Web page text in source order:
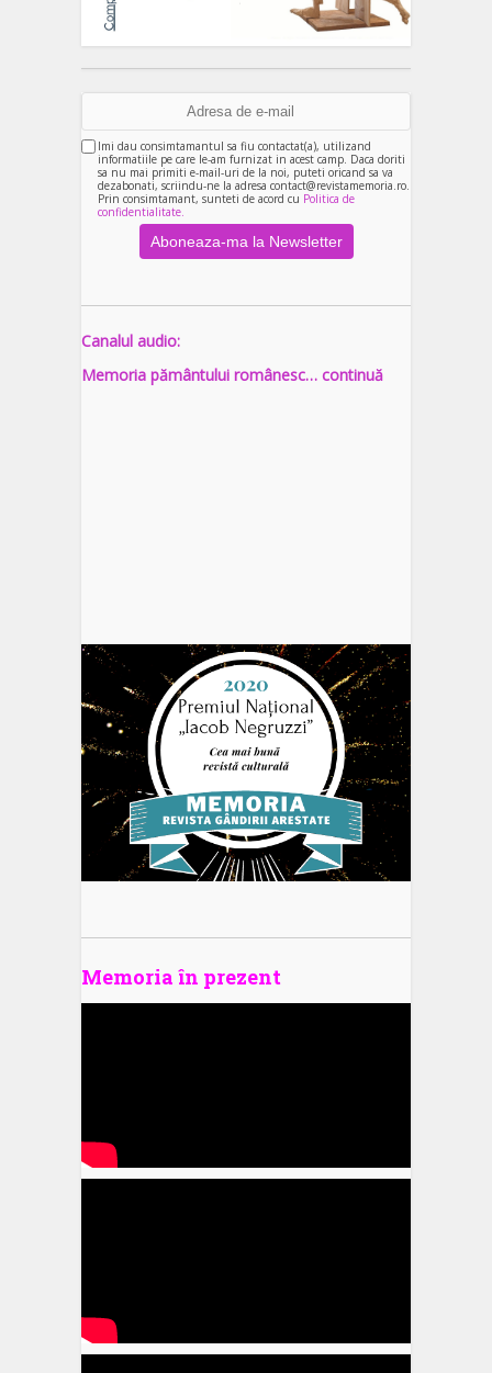
Imi dau consimtamantul sa fiu contactat(a), utilizand
informatiile pe care le-am furnizat in acest camp. Daca doriti
sa nu mai primiti e-mail-uri de la noi, puteti oricand sa va
dezabonati, scriindu-ne la adresa contact@revistamemoria.ro.
Prin consimtamant, sunteti de acord cu Politica de
confidentialitate.
Canalul audio:
Memoria pământului românesc… continuă
Memoria în prezent